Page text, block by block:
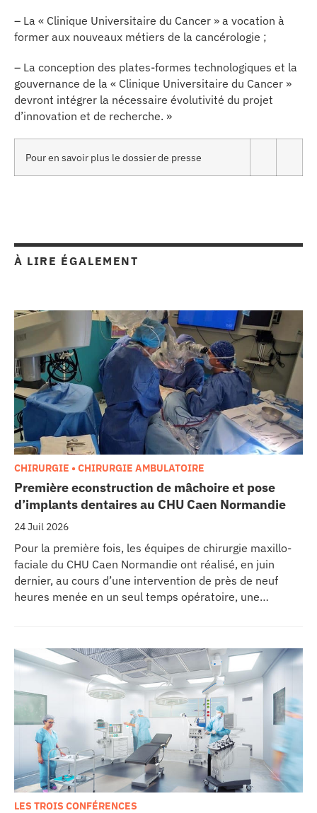
– La « Clinique Universitaire du Cancer » a vocation à
former aux nouveaux métiers de la cancérologie ;
– La conception des plates-formes technologiques et la
gouvernance de la « Clinique Universitaire du Cancer »
devront intégrer la nécessaire évolutivité du projet
d’innovation et de recherche. »
Pour en savoir plus le dossier de presse
À LIRE ÉGALEMENT
Première econstruction de mâchoire et pose
d’implants dentaires au CHU Caen Normandie
24 Juil 2026
CHIRURGIE • CHIRURGIE AMBULATOIRE
Pour la première fois, les équipes de chirurgie maxillo-
faciale du CHU Caen Normandie ont réalisé, en juin
dernier, au cours d’une intervention de près de neuf
heures menée en un seul temps opératoire, une
LES TROIS CONFÉRENCES